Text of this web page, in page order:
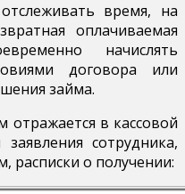
время, на
оплачиваемая
начислять
договора или
займа.
отражается в кассовой
сотрудника,
расписки о получении: